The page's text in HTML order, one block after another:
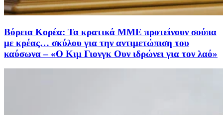
Βόρεια Κορέα: Τα κρατικά ΜΜΕ προτείνουν σούπα
με κρέας… σκύλου για την αντιμετώπιση του
καύσωνα – «Ο Κιμ Γιονγκ Ουν ιδρώνει για τον λαό»